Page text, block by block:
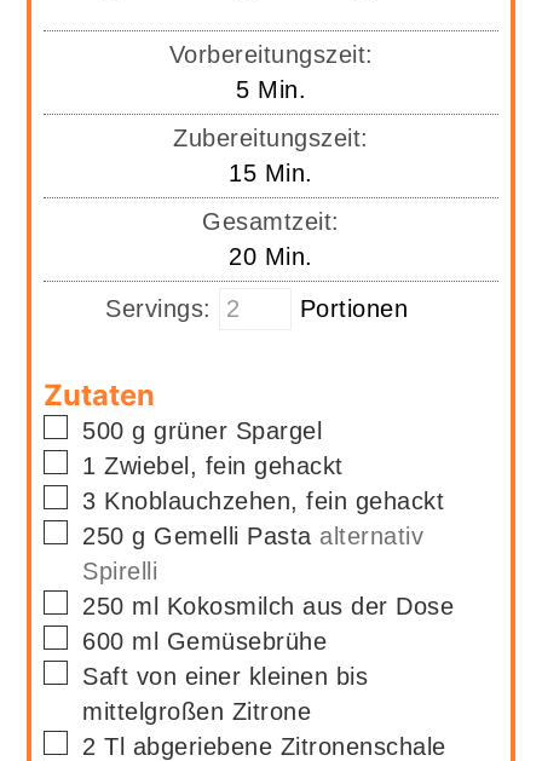
Vorbereitungszeit:
5Minuten
Min.
Zubereitungszeit:
15Minuten
Min.
Gesamtzeit:
20Minuten
Min.
Servings:
Portionen
Zutaten
▢
500 g grüner Spargel
▢
1 Zwiebel, fein gehackt
▢
3 Knoblauchzehen, fein gehackt
▢
250 g Gemelli Pasta alternativ
Spirelli
▢
250 ml Kokosmilch aus der Dose
▢
600 ml Gemüsebrühe
▢
Saft von einer kleinen bis
mittelgroßen Zitrone
▢
2 Tl abgeriebene Zitronenschale